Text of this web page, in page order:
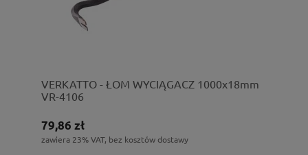
VERKATTO - ŁOM WYCIĄGACZ 1000x18mm
VR-4106
79,86 zł
zawiera 23% VAT, bez kosztów dostawy